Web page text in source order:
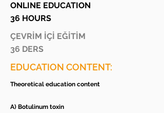
ONLINE EDUCATION
36 HOURS
ÇEVRİM İÇİ EĞİTİM
36 DERS
EDUCATION CONTENT:
Theoretical education content
A) Botulinum toxin